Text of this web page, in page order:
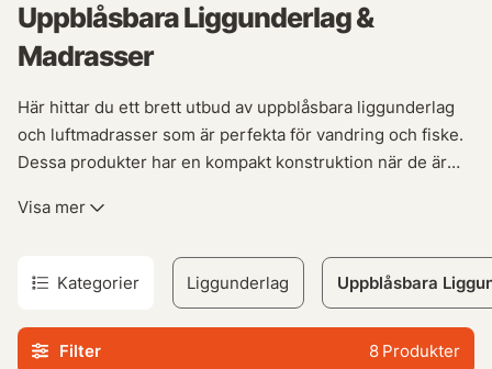
Uppblåsbara Liggunderlag &
Madrasser
Här hittar du ett brett utbud av uppblåsbara liggunderlag
och luftmadrasser som är perfekta för vandring och fiske.
Dessa produkter har en kompakt konstruktion när de är
ryggsäcken.
När det gäller liggunderlag mäts deras isoleringseffekt i r-
värden, där högre värden passar för extrema temperaturer
under -25°C eller lägre, medan lägre värden på ca 1-2
fungerar bra för sommarcamping. Liggunderlag med ett r-
Visa mer
Kategorier Liggunderlag Uppblåsbara
Filter 8 Produkter